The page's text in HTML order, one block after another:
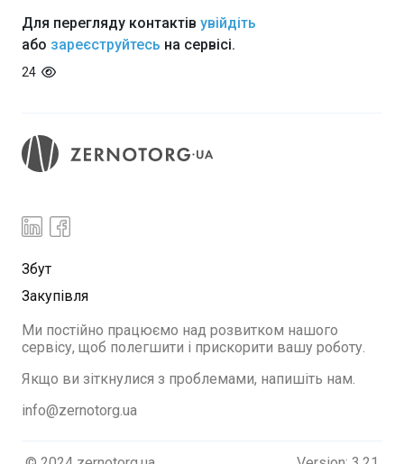
Для перегляду контактів увійдіть
або зареєструйтесь на сервісі.
24
Збут
Закупівля
Ми постійно працюємо над розвитком нашого
сервісу, щоб полегшити і прискорити вашу роботу.
Якщо ви зіткнулися з проблемами, напишіть нам.
info@zernotorg.ua